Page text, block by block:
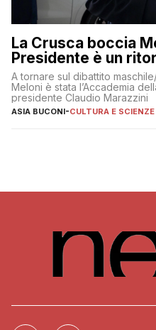
La Crusca boccia
Presidente è un
A tornare sul dibattito
Meloni è stata l’Accademia
presidente Claudio Marazzini
ASIA BUCONI-CULTURA E SCIENZE